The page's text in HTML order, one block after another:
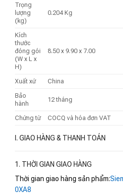
Trọng
lượng
(kg)
0.204 Kg
Kích
thước
đóng gói
(W x L x
H)
8.50 x 9.90 x 7.00
Xuất xứ
China
Bảo
hành
12 tháng
Chứng từ COCQ và hóa đơn VAT
I. GIAO HÀNG & THANH TOÁN
1. THỜI GIAN GIAO HÀNG
Thời gian giao hàng sản phẩm:
0XA8